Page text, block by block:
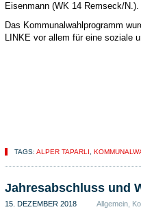
Eisenmann (WK 14 Remseck/N.).
Das Kommunalwahlprogramm
LINKE vor allem für eine soziale
TAGS: ALPER TAPARLI
Jahresabschluss und
15. DEZEMBER 2018 Allgemein